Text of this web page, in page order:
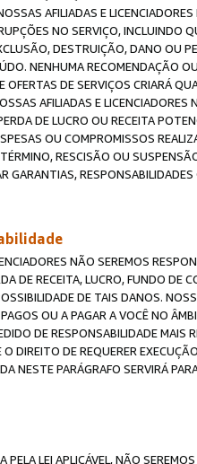
AFILIADAS E
NO SERVIÇO, INCLUINDO
DESTRUIÇÃO, DANO OU
NENHUMA RECOMENDAÇÃO
OFERTAS DE SERVIÇOS CRIARÁ
AFILIADAS E
DE LUCRO OU RECEITA
OU COMPROMISSOS
RESCISÃO OU
GARANTIAS,
NÃO SEREMOS
DE RECEITA, LUCRO, FUNDO
DE TAIS DANOS.
OU A PAGAR A VOCÊ NO
DE RESPONSABILIDADE
DIREITO DE REQUERER
NESTE PARÁGRAFO SERVIRÁ
PELA LEI APLICÁVEL, NÃO